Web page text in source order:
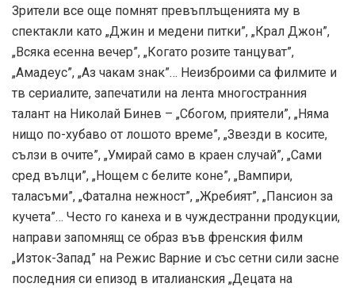
Зрители все още помнят превъплъщенията му в
спектакли като „Джин и медени питки”, „Крал Джон”,
„Всяка есенна вечер”, „Когато розите танцуват”,
„Амадеус”, „Аз чакам знак”… Неизброими са филмите и
тв сериалите, запечатили на лента многостранния
талант на Николай Бинев – „Сбогом, приятели”, „Няма
нищо по-хубаво от лошото време”, „Звезди в косите,
сълзи в очите”, „Умирай само в краен случай”, „Сами
сред вълци”, „Нощем с белите коне”, „Вампири,
таласъми”, „Фатална нежност”, „Жребият”, „Пансион за
кучета”… Често го канеха и в чуждестранни продукции,
направи запомнящ се образ във френския филм
„Изток-Запад” на Режис Варние и със сетни сили засне
последния си епизод в италианския „Децата на